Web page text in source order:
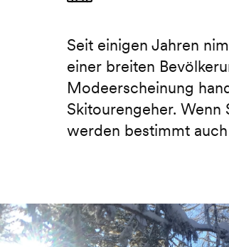
Seit einigen Jahren
einer breiten
Modeerscheinung
Skitourengeher.
werden bestimmt